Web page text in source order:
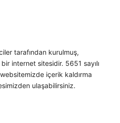
tarafından kurulmuş,
internet sitesidir. 5651 sayılı
içerik kaldırma
ulaşabilirsiniz.